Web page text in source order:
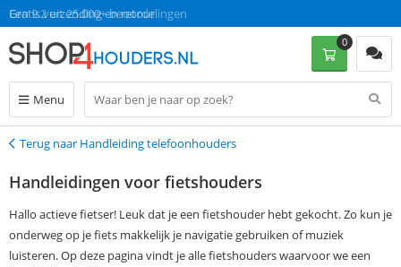
Gratis verzending en retour
Een 9.2 uit 25.000+ beoordelingen
Menu
0
Terug
Terug naar Handleiding telefoonhouders
Handleidingen voor fietshouders
Hallo actieve fietser! Leuk dat je een fietshouder hebt gekocht. Zo kun je
onderweg op je fiets makkelijk je navigatie gebruiken of muziek
luisteren. Op deze pagina vindt je alle fietshouders waarvoor we een